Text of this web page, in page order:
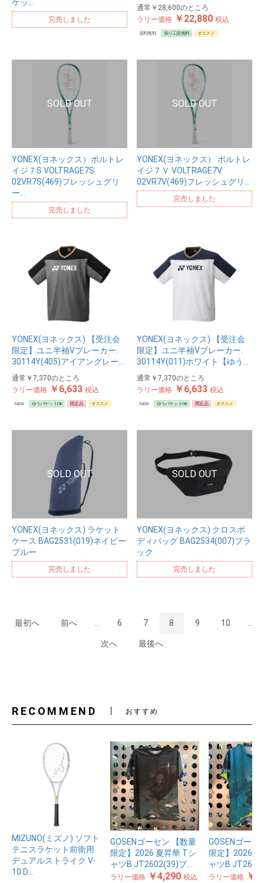
ケッ…
完売しました
通常 ￥28,600のところ
ラリー価格 ￥22,880 税込
送料無料 張り工賃無料 オススメ
YONEX(ヨネックス）ボルトレ
イジ７S VOLTRAGE7S
02VR7S(469)フレッシュグリ
ー…
完売しました
YONEX(ヨネックス） ボルトレ
イジ７Ｖ VOLTRAGE7V
02VR7V(469)フレッシュグリ…
完売しました
YONEX(ヨネックス) 【受注会
限定】ユニ半袖Vブレーカー.
30114Y(405)アイアングレー…
通常 ￥7,370のところ
ラリー価格 ￥6,633 税込
NEW ゆうパケットOK 限定品 オススメ
YONEX(ヨネックス) 【受注会
限定】ユニ半袖Vブレーカー.
30114Y(011)ホワイト【ゆう…
通常 ￥7,370のところ
ラリー価格 ￥6,633 税込
NEW ゆうパケットOK 限定品 オススメ
YONEX(ヨネックス) ラケット
ケース BAG2531(019)ネイビー
ブルー
完売しました
YONEX(ヨネックス) クロスボ
ディバッグ BAG2534(007)ブラ
ック
完売しました
最初へ 前へ 6 7 8 9 10
次へ 最後へ
RECOMMEND おすすめ
MIZUNO(ミズノ) ソフト
テニスラケット前衛用
デュアルストライク V-
10 D…
GOSENゴーセン 【数量
限定】2026 夏昇華 Tシ
ャツB JT2602(39)ブ…
ラリー価格 ￥4,290税込
GOSENゴーセ
限定】2026
ャツB
ラリー価格 ￥